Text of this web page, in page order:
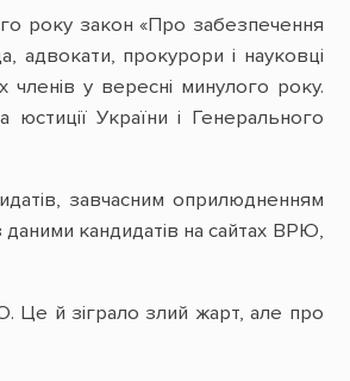
року закон «Про забезпечення
прокурори і науковці
у вересні минулого року.
України і Генерального
завчасним оприлюдненням
даними кандидатів на сайтах ВРЮ,
Це й зіграло злий жарт, але про